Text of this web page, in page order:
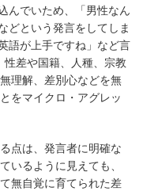
んでいため、「男性なん
どという発言をしてしま
語が上手ですね」など言
差や国籍、人種、宗教
理解、差別心などを無
をマイクロ・アグレッ
点は、発言者に明確な
いるように見えても、
無自覚に育てられた差